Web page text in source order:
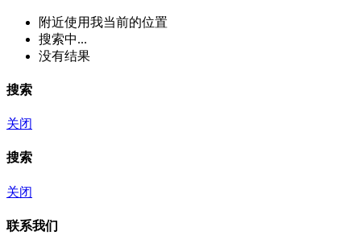
附近使用我当前的位置
搜索中...
没有结果
搜索
关闭
搜索
关闭
联系我们